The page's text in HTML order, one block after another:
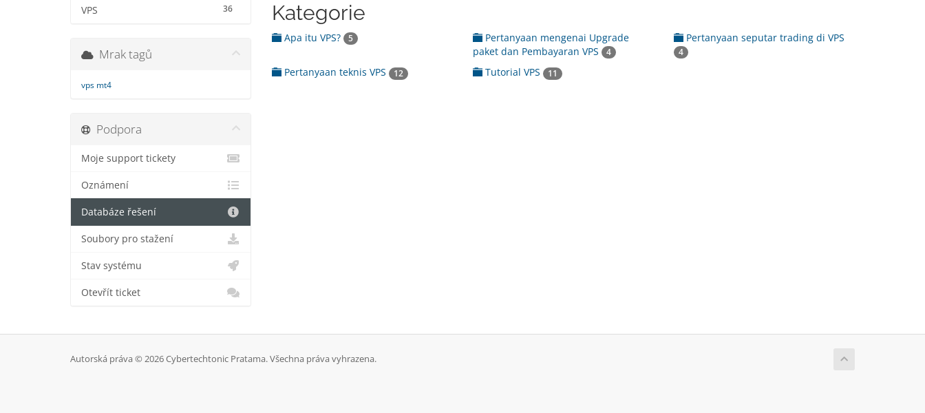
36
VPS Kategorie
Apa itu VPS? 5
Pertanyaan mengenai Upgrade
paket dan Pembayaran VPS
4
Pertanyaan seputar trading di VPS
4
Pertanyaan teknis VPS 12 Tutorial VPS 11
Mrak tagů
vps mt4
Podpora
Moje support tickety
Oznámení
Databáze řešení
Soubory pro stažení
Stav systému
Otevřít ticket
Autorská práva © 2026 Cybertechtonic Pratama. Všechna práva vyhrazena.